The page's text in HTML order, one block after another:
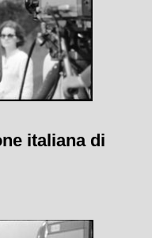
italiana di